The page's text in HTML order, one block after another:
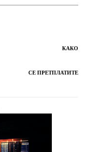
КАКО
СЕ ПРЕТПЛАТИТЕ